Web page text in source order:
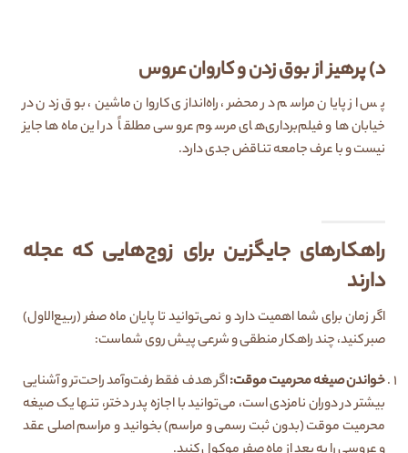
د) پرهیز از بوق زدن و کاروان عروس
پس از پایان مراسم در محضر، راه‌اندازی کاروان ماشین، بوق زدن در
خیابان‌ها و فیلم‌برداری‌های مرسوم عروسی مطلقاً در این ماه‌ها جایز
نیست و با عرف جامعه تناقض جدی دارد.
راهکارهای جایگزین برای زوج‌هایی که عجله
دارند
اگر زمان برای شما اهمیت دارد و نمی‌توانید تا پایان ماه صفر (ربیع‌الاول)
صبر کنید، چند راهکار منطقی و شرعی پیش روی شماست:
خواندن صیغه محرمیت موقت:اگر هدف فقط رفت‌وآمد راحت‌تر و آشنایی
بیشتر در دوران نامزدی است، می‌توانید با اجازه پدر دختر، تنها یک صیغه
محرمیت موقت (بدون ثبت رسمی و مراسم) بخوانید و مراسم اصلی عقد